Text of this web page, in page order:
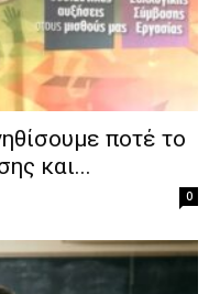
ποτέ το
και...
0